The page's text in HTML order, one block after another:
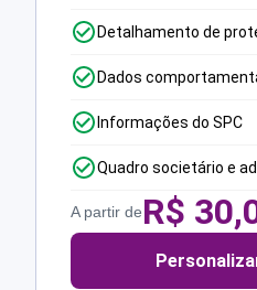
Detalhamento de
Dados
Informações do SPC
Quadro societário e
A partir deR$